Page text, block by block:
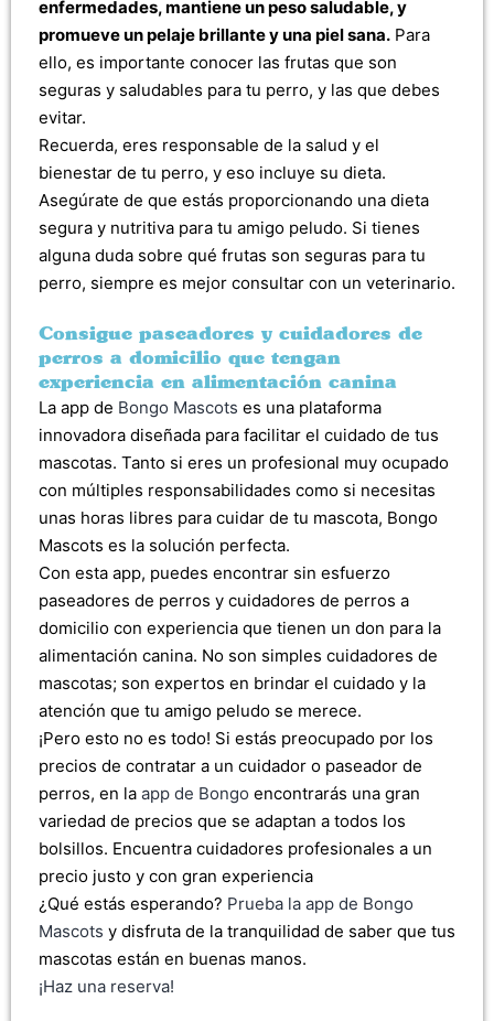
enfermedades, mantiene un peso saludable, y
promueve un pelaje brillante y una piel sana. Para
ello, es importante conocer las frutas que son
seguras y saludables para tu perro, y las que debes
evitar.
Recuerda, eres responsable de la salud y el
bienestar de tu perro, y eso incluye su dieta.
Asegúrate de que estás proporcionando una dieta
segura y nutritiva para tu amigo peludo. Si tienes
alguna duda sobre qué frutas son seguras para tu
perro, siempre es mejor consultar con un veterinario.
Consigue paseadores y cuidadores de
perros a domicilio que tengan
experiencia en alimentación canina
La app de Bongo Mascots es una plataforma
innovadora diseñada para facilitar el cuidado de tus
mascotas. Tanto si eres un profesional muy ocupado
con múltiples responsabilidades como si necesitas
unas horas libres para cuidar de tu mascota, Bongo
Mascots es la solución perfecta.
Con esta app, puedes encontrar sin esfuerzo
paseadores de perros y cuidadores de perros a
domicilio con experiencia que tienen un don para la
alimentación canina. No son simples cuidadores de
mascotas; son expertos en brindar el cuidado y la
atención que tu amigo peludo se merece.
¡Pero esto no es todo! Si estás preocupado por los
precios de contratar a un cuidador o paseador de
perros, en la app de Bongo encontrarás una gran
variedad de precios que se adaptan a todos los
bolsillos. Encuentra cuidadores profesionales a un
precio justo y con gran experiencia
¿Qué estás esperando? Prueba la app de Bongo
Mascots y disfruta de la tranquilidad de saber que tus
mascotas están en buenas manos.
¡Haz una reserva!